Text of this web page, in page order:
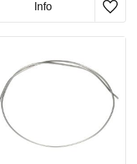
favoriter Lägg
Info